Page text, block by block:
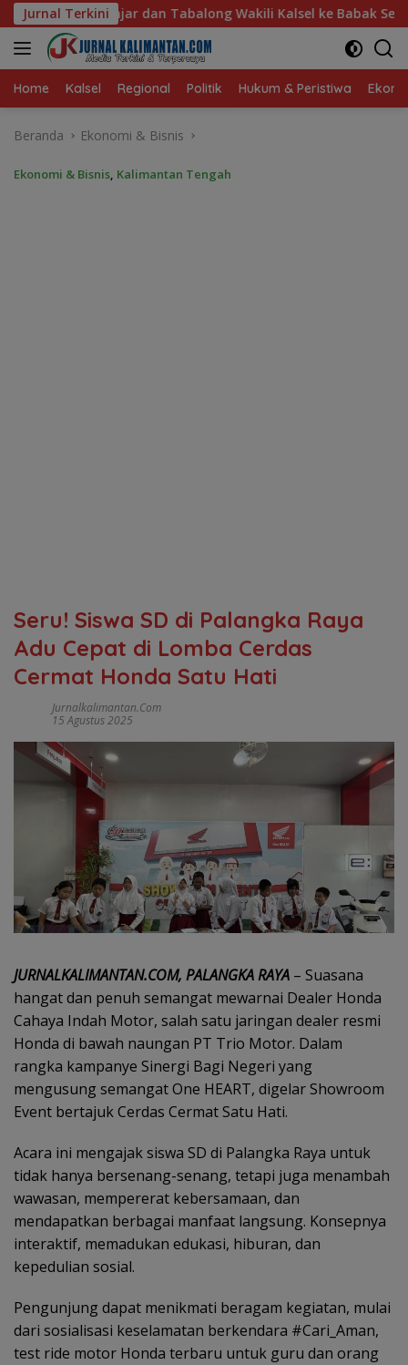
Langsung
ke
konten
Jurnal Terkini
Kalsel ke Babak Semifinal Gubernur Cup Road to
Home Kalsel Regional Politik Hukum & Peristiwa
Beranda Ekonomi & Bisnis
Ekonomi & Bisnis, Kalimantan Tengah
Seru! Siswa SD di Palangka Raya
Adu Cepat di Lomba Cerdas
Cermat Honda Satu Hati
Jurnalkalimantan.com
15 Agustus 2025
JURNALKALIMANTAN.COM, PALANGKA RAYA – Suasana
hangat dan penuh semangat mewarnai Dealer Honda
Cahaya Indah Motor, salah satu jaringan dealer resmi
Honda di bawah naungan PT Trio Motor. Dalam
rangka kampanye Sinergi Bagi Negeri yang
mengusung semangat One HEART, digelar Showroom
Event bertajuk Cerdas Cermat Satu Hati.
Acara ini mengajak siswa SD di Palangka Raya untuk
tidak hanya bersenang-senang, tetapi juga menambah
wawasan, mempererat kebersamaan, dan
mendapatkan berbagai manfaat langsung. Konsepnya
interaktif, memadukan edukasi, hiburan, dan
kepedulian sosial.
Pengunjung dapat menikmati beragam kegiatan, mulai
dari sosialisasi keselamatan berkendara #Cari_Aman,
test ride motor Honda terbaru untuk guru dan orang